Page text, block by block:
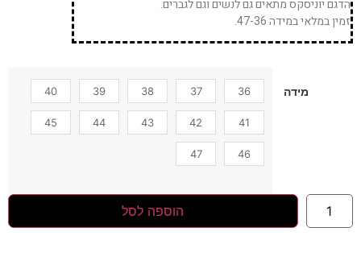
הדגם יוניסקס מתאים גם לנשים וגם לגברים.
זמין במלאי במידה 47-36.
מידה 36
37
38
39
40
41
42
43
44
45
46
47
הוספה לסל